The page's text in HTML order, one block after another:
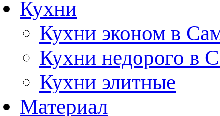
Кухни
Кухни эконом в
Кухни недорого в
Кухни элитные
Материал